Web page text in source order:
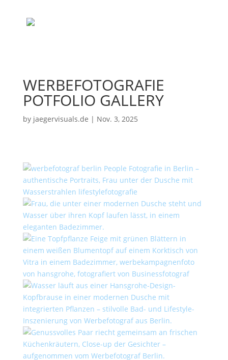
WERBEFOTOGRAFIE
POTFOLIO GALLERY
by jaegervisuals.de | Nov. 3, 2025